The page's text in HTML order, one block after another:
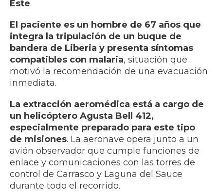
Este.
El paciente es un hombre de 67 años que
integra la tripulación de un buque de
bandera de Liberia y presenta síntomas
compatibles con malaria, situación que
motivó la recomendación de una evacuación
inmediata.
La extracción aeromédica está a cargo de
un helicóptero Agusta Bell 412,
especialmente preparado para este tipo
de misiones. La aeronave opera junto a un
avión observador que cumple funciones de
enlace y comunicaciones con las torres de
control de Carrasco y Laguna del Sauce
durante todo el recorrido.